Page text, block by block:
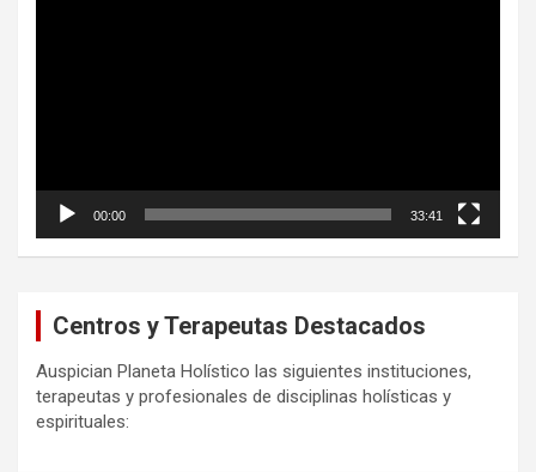
00:00 33:41
Centros y Terapeutas Destacados
Auspician Planeta Holístico las siguientes instituciones,
terapeutas y profesionales de disciplinas holísticas y
espirituales: